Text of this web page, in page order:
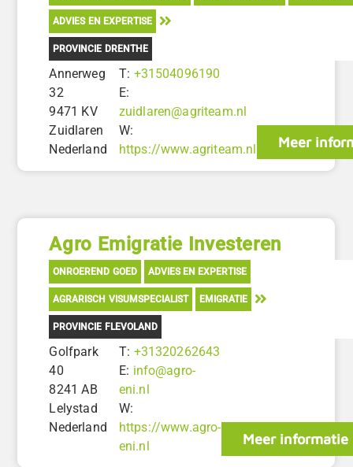
ADVIES EN EXPERTISE
PROVINCIE DRENTHE
Annerweg
32
9471 KV
Zuidlaren
Nederland
T: +31504096190
E:
zuidlaren@agriteam.nl
W:
https://www.agriteam.nl
Meer
Agro Emigratie Investeren
ONROEREND GOED ADVIES EN EXPERTISE
AGRARISCH VISUMSPECIALIST EMIGRATIE
PROVINCIE FLEVOLAND
Golfpark
40
8241 AB
Lelystad
Nederland
T: +31320262643
E: info@agro-
eni.nl
W:
https://www.agro-
eni.nl
Meer informatie